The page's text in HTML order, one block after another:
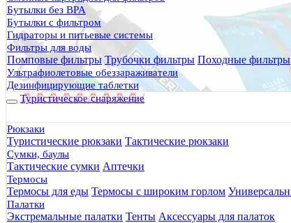
Бутылки без BPA
Бутылки с фильтром
Гидраторы и питьевые системы
Фильтры для воды
Помповые фильтры Трубочки фильтры Походные фильтры
Ультрафиолетовые обеззараживатели
Дезинфицирующие таблетки
Туристическое снаряжение
Рюкзаки
Туристические рюкзаки Тактические рюкзаки
Сумки, баулы
Тактические сумки Аптечки
Термосы
Термосы для еды Термосы с широким горлом
Палатки
Экстремальные палатки Тенты Аксессуары для палаток